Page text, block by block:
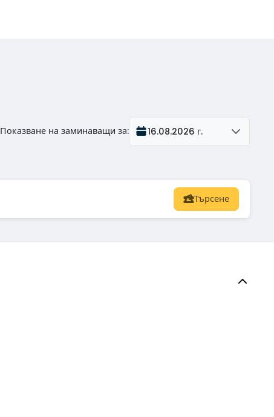
Показване на заминаващи за: 16.08.2026 г.
Търсене